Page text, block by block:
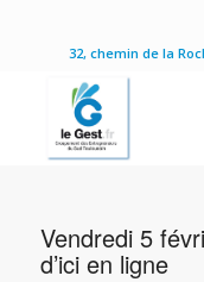
32, chemin de la
Vendredi 5
d’ici en ligne